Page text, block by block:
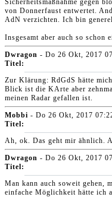
Sicherheitsmaßnahme gegen
von Donnerfaust entwertet.
AdN verzichten. Ich bin
Insgesamt aber auch so schon
Dwragon - Do 26 Okt, 2017
Titel:
Zur Klärung: RdGdS hätte
Blick ist die KArte aber
meinen Radar gefallen ist.
Mobbi - Do 26 Okt, 2017
Titel:
Ah, ok. Das geht mir ähnlich.
Dwragon - Do 26 Okt, 2017
Titel:
Man kann auch soweit gehen,
einfache Möglichkeit hätte ich